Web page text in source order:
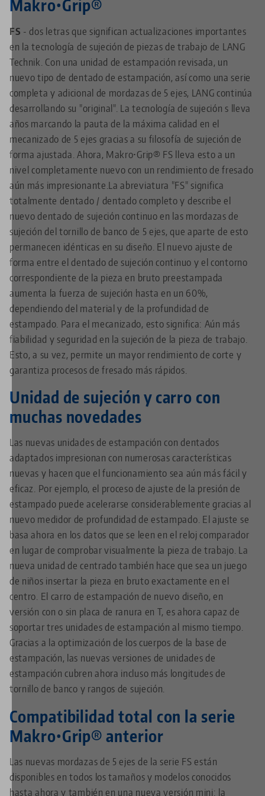
Makro•Grip®
FS - dos letras que significan actualizaciones importantes
en la tecnología de sujeción de piezas de trabajo de LANG
Technik. Con una unidad de estampación revisada, un
nuevo tipo de dentado de estampación, así como una serie
completa y adicional de mordazas de 5 ejes, LANG continúa
desarrollando su "original". La tecnología de sujeción s lleva
años marcando la pauta de la máxima calidad en el
mecanizado de 5 ejes gracias a su filosofía de sujeción de
forma ajustada. Ahora, Makro•Grip® FS lleva esto a un
nivel completamente nuevo con un rendimiento de fresado
aún más impresionante. La abreviatura "FS" significa
totalmente dentado / dentado completo y describe el
nuevo dentado de sujeción continuo en las mordazas de
sujeción del tornillo de banco de 5 ejes, que aparte de esto
permanecen idénticas en su diseño. El nuevo ajuste de
forma entre el dentado de sujeción continuo y el contorno
correspondiente de la pieza en bruto preestampada
aumenta la fuerza de sujeción hasta en un 60%,
dependiendo del material y de la profundidad de
estampado. Para el mecanizado, esto significa: Aún más
fiabilidad y seguridad en la sujeción de la pieza de trabajo.
Esto, a su vez, permite un mayor rendimiento de corte y
garantiza procesos de fresado más rápidos.
Unidad de sujeción y carro con
muchas novedades
Las nuevas unidades de estampación con dentados
adaptados impresionan con numerosas características
nuevas y hacen que el funcionamiento sea aún más fácil y
eficaz. Por ejemplo, el proceso de ajuste de la presión de
estampado puede acelerarse considerablemente gracias al
nuevo medidor de profundidad de estampado. El ajuste se
basa ahora en los datos que se leen en el reloj comparador
en lugar de comprobar visualmente la pieza de trabajo. La
nueva unidad de centrado también hace que sea un juego
de niños insertar la pieza en bruto exactamente en el
centro. El carro de estampación de nuevo diseño, en
versión con o sin placa de ranura en T, es ahora capaz de
soportar tres unidades de estampación al mismo tiempo.
Gracias a la optimización de los cuerpos de la base de
estampación, las nuevas versiones de unidades de
estampación cubren ahora incluso más longitudes de
tornillo de banco y rangos de sujeción.
Compatibilidad total con la serie
Makro•Grip® anterior
Las nuevas mordazas de 5 ejes de la serie FS están
disponibles en todos los tamaños y modelos conocidos
hasta ahora y también en una nueva versión mini: la